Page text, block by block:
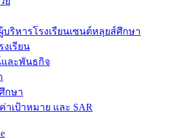
บริหารโรงเรียนเซนต์หลุยส์ศึกษา
งเรียน
ละพันธกิจ
กษา
าเป้าหมาย และ SAR